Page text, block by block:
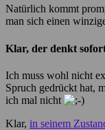
Natürlich kommt
man sich einen
Klar, der denkt
Ich muss wohl nicht
Spruch gedrückt hat,
ich mal nicht
Klar, in seinem